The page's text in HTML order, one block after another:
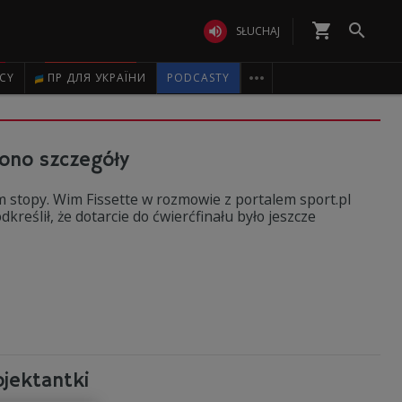
 SŁUCHAJ shopping_cart 
ПР ДЛЯ УКРАЇНИ PODCASTY 
szczegóły
stopy. Wim Fissette w rozmowie z portalem sport.pl
że dotarcie do ćwierćfinału było jeszcze